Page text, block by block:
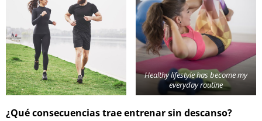
Healthy lifestyle has become my
everyday routine
¿Qué consecuencias trae entrenar sin descanso?